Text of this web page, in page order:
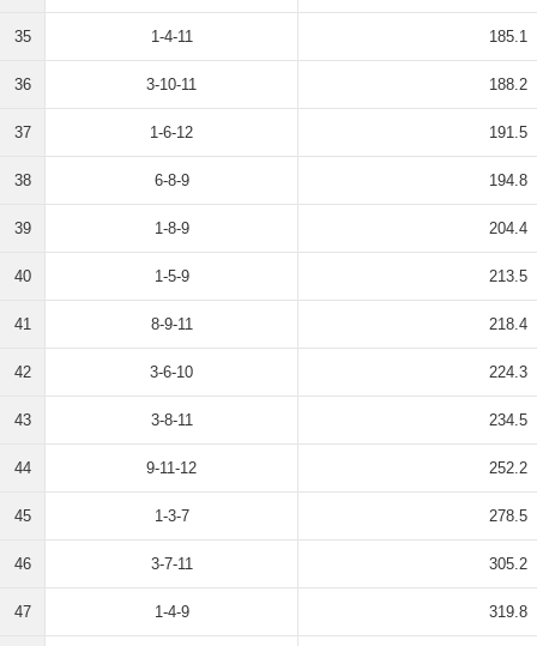
35 1-4-11 185.1
36 3-10-11 188.2
37 1-6-12 191.5
38 6-8-9 194.8
39 1-8-9 204.4
40 1-5-9 213.5
41 8-9-11 218.4
42 3-6-10 224.3
43 3-8-11 234.5
44 9-11-12 252.2
45 1-3-7 278.5
46 3-7-11 305.2
47 1-4-9 319.8